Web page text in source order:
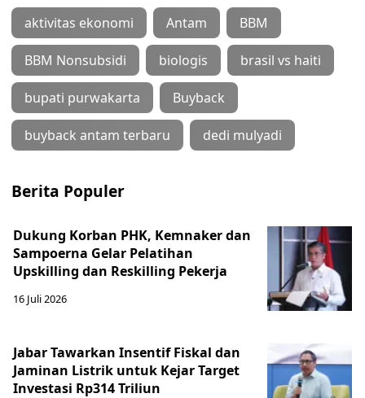
aktivitas ekonomi Antam BBM
BBM Nonsubsidi biologis brasil vs haiti
bupati purwakarta Buyback
buyback antam terbaru dedi mulyadi
Berita Populer
Dukung Korban PHK, Kemnaker dan
Sampoerna Gelar Pelatihan
Upskilling dan Reskilling Pekerja
16 Juli 2026
Jabar Tawarkan Insentif Fiskal dan
Jaminan Listrik untuk Kejar Target
Investasi Rp314 Triliun